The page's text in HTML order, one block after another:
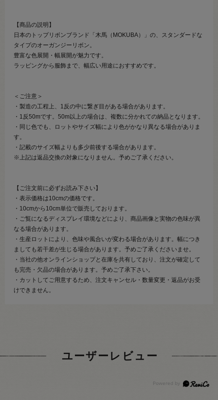
【商品の説明】
日本のトップリボンブランド「木馬（MOKUBA）」の、スタンダードな
タイプのオーガンジーリボン。
豊富な色展開・幅展開が魅力です。
ラッピングから服飾まで、幅広い用途におすすめです。
＜ご注意＞
・製造の工程上、1反の中に繋ぎ目がある場合があります。
・1反50mです。50m以上の場合は、複数に分かれての納品となります。
・同じ色でも、ロットやサイズ幅により色がかなり異なる場合がありま
す。
・記載のサイズ幅よりも多少前後する場合があります。
※上記は返品交換の対象になりません。予めご了承ください。
【ご注文前に必ずお読み下さい】
・表示価格は10cmの価格です。
・10cmから10cm単位で販売しております。
・ご覧になるディスプレイ環境などにより、商品画像と実物の色味が異
なる場合があります。
・生産ロットにより、色味や風合いが変わる場合があります。幅につき
ましても若干差が生じる場合があります。予めご了承くださいませ。
・当社の他オンラインショップと在庫を共有しており、注文が確定して
も完売・欠品の場合があります。予めご了承下さい。
・カットしてご用意するため、注文キャンセル・数量変更・返品がお受
けできません。
ユーザーレビュー